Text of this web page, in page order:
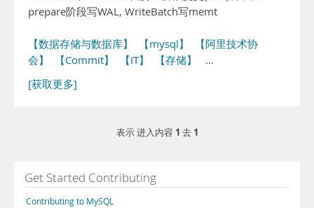
prepare阶段写WAL, WriteBatch写memt
【数据存储与数据库】 【mysql】
【阿里技术协
会】
【Commit】 【IT】 【存储】
…
[获取更多]
表示 进入内容 1 去 1
Get Started Contributing
Contributing to MySQL